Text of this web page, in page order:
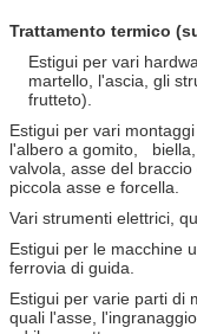
Trattamento termico
Estigui per vari
martello, l'ascia, gli
frutteto).
Estigui per vari
l'albero a gomito, biella,
valvola, asse del
piccola asse e forcella.
Vari strumenti elettrici,
Estigui per le macchine
ferrovia di guida.
Estigui per varie parti di
quali l'asse,